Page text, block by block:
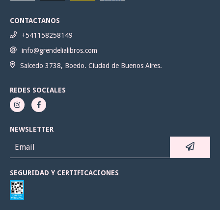
CONTACTANOS
+541158258149
info@grendelialibros.com
Salcedo 3738, Boedo. Ciudad de Buenos Aires.
REDES SOCIALES
NEWSLETTER
SEGURIDAD Y CERTIFICACIONES